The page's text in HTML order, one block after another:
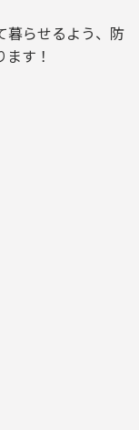
暮らせるよう、防
す！